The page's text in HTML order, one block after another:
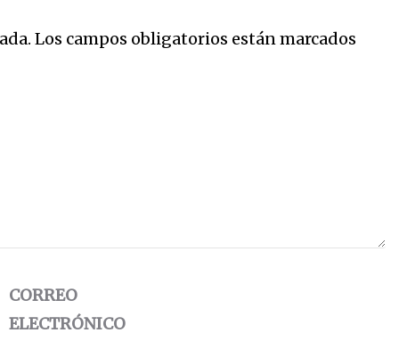
Los campos obligatorios están marcados
CORREO
ELECTRÓNICO